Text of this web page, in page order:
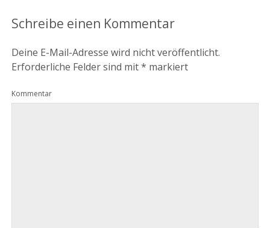
Schreibe einen Kommentar
Deine E-Mail-Adresse wird nicht veröffentlicht.
Erforderliche Felder sind mit* markiert
Kommentar